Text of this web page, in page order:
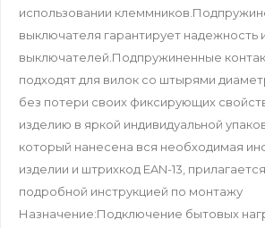
использовании
выключателя гарантирует надежность
выключателей.Подпружиненные
подходят для вилок со штырями
без потери своих фиксирующих
изделию в яркой индивидуальной
который нанесена вся необходимая
изделии и штрихкод EAN-13,
подробной инструкцией по монтажу
Назначение:Подключение бытовых